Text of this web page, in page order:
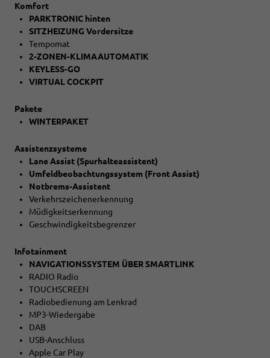
Komfort
PARKTRONIC hinten
SITZHEIZUNG Vordersitze
Tempomat
2-ZONEN-KLIMAAUTOMATIK
KEYLESS-GO
VIRTUAL COCKPIT
Pakete
WINTERPAKET
Assistenzsysteme
Lane Assist (Spurhalteassistent)
Umfeldbeobachtungssystem (Front Assist)
Notbrems-Assistent
Verkehrszeichenerkennung
Müdigkeitserkennung
Geschwindigkeitsbegrenzer
Infotainment
NAVIGATIONSSYSTEM ÜBER SMARTLINK
RADIO Radio
TOUCHSCREEN
Radiobedienung am Lenkrad
MP3-Wiedergabe
DAB
USB-Anschluss
Apple Car Play